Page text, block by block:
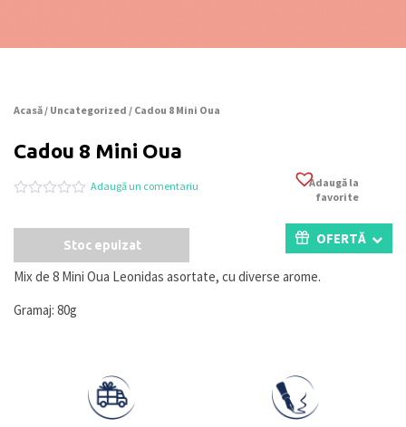
Acasă / Uncategorized / Cadou 8 Mini Oua
Cadou 8 Mini Oua
5
pe
evaluări
Adaugă un comentariu
Adaugă la
favorite
Stoc epuizat OFERTĂ
Mix de 8 Mini Oua Leonidas asortate, cu diverse arome.
Gramaj: 80g